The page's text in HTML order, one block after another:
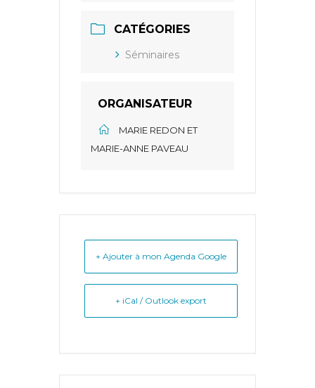
CATÉGORIES
Séminaires
ORGANISATEUR
MARIE REDON ET
MARIE-ANNE PAVEAU
+ Ajouter à mon Agenda Google
+ iCal / Outlook export